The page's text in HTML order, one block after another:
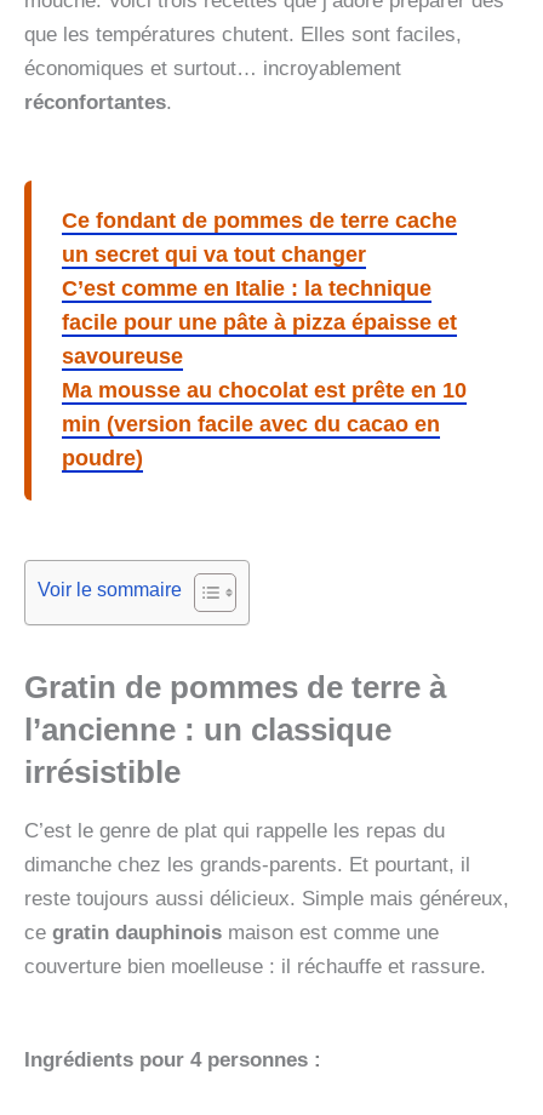
que les températures chutent. Elles sont faciles,
économiques et surtout… incroyablement
réconfortantes.
Ce fondant de pommes de terre cache
un secret qui va tout changer
C’est comme en Italie : la technique
facile pour une pâte à pizza épaisse et
savoureuse
Ma mousse au chocolat est prête en 10
min (version facile avec du cacao en
poudre)
Voir le sommaire
Gratin de pommes de terre à
l’ancienne : un classique
irrésistible
C’est le genre de plat qui rappelle les repas du
dimanche chez les grands-parents. Et pourtant, il
reste toujours aussi délicieux. Simple mais généreux,
ce gratin dauphinois maison est comme une
couverture bien moelleuse : il réchauffe et rassure.
Ingrédients pour 4 personnes :